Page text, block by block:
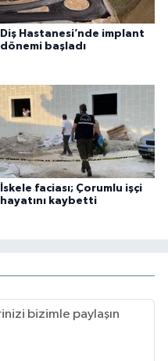
Diş Hastanesi’nde implant
dönemi başladı
İskele faciası; Çorumlu işçi
hayatını kaybetti